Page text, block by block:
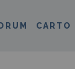
CARTO